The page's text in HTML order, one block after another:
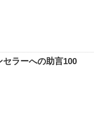
ラーへの助言100